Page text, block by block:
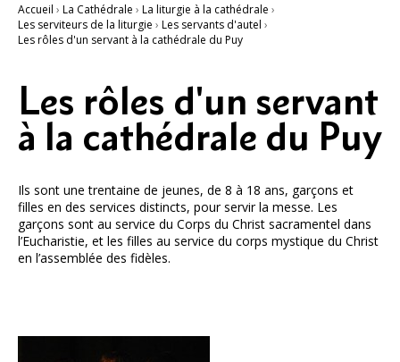
Accueil › La Cathédrale › La liturgie à la cathédrale ›
Les serviteurs de la liturgie › Les servants d'autel ›
Les rôles d'un servant à la cathédrale du Puy
Les rôles d'un servant
à la cathédrale du Puy
Ils sont une trentaine de jeunes, de 8 à 18 ans, garçons et
filles en des services distincts, pour servir la messe. Les
garçons sont au service du Corps du Christ sacramentel dans
l’Eucharistie, et les filles au service du corps mystique du Christ
en l’assemblée des fidèles.